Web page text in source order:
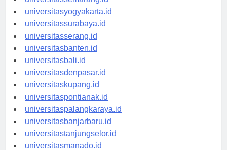
universitassemarang.id
universitasyogyakarta.id
universitassurabaya.id
universitasserang.id
universitasbanten.id
universitasbali.id
universitasdenpasar.id
universitaskupang.id
universitaspontianak.id
universitaspalangkaraya.id
universitasbanjarbaru.id
universitastanjungselor.id